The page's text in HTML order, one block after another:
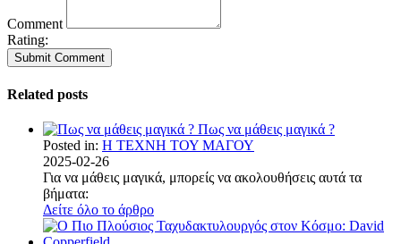
Comment
Rating:
Related posts
Πως να μάθεις μαγικά ?
Posted in: Η ΤΕΧΝΗ ΤΟΥ ΜΑΓΟΥ
2025-02-26
Για να μάθεις μαγικά, μπορείς να ακολουθήσεις αυτά τα
βήματα:
Δείτε όλο το άρθρο